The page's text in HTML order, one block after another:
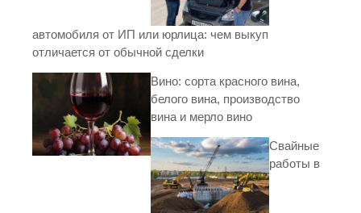
автомобиля от ИП или юрлица: чем выкуп
отличается от обычной сделки
Вино: сорта красного вина,
белого вина, производство
вина и мерло вино
Свайные
работы в